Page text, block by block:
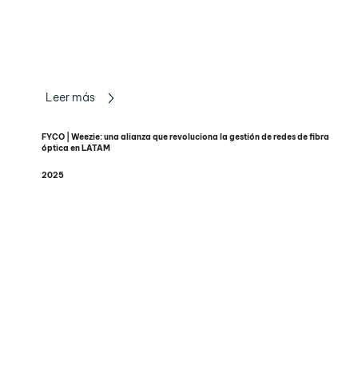
Leer más
FYCO | Weezie: una alianza que revoluciona la gestión de redes de fibra
óptica en LATAM
2025